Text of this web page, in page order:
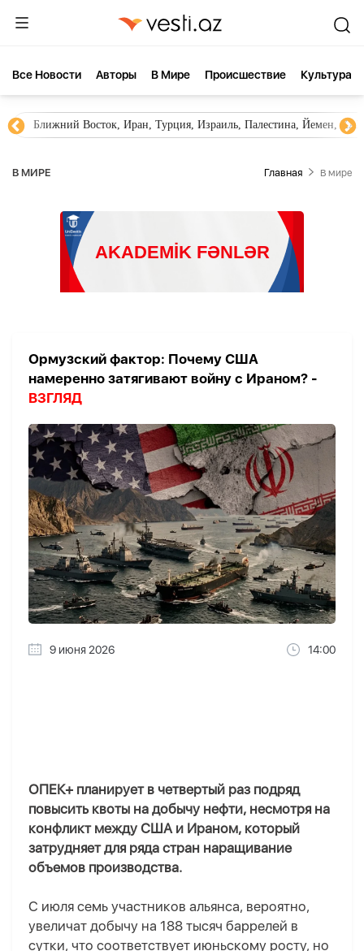
Все Новости Aвторы В Мире Происшествие Культура
Ближний Восток, Иран, Турция, Израиль, Палестина, Йемен,
В МИРЕ Главная В мире
Ормузский фактор: Почему США
намеренно затягивают войну с Ираном? -
ВЗГЛЯД
9 июня 2026 14:00
ОПЕК+ планирует в четвертый раз подряд
повысить квоты на добычу нефти, несмотря на
конфликт между США и Ираном, который
затрудняет для ряда стран наращивание
объемов производства.
С июля семь участников альянса, вероятно,
увеличат добычу на 188 тысяч баррелей в
сутки, что соответствует июньскому росту, но